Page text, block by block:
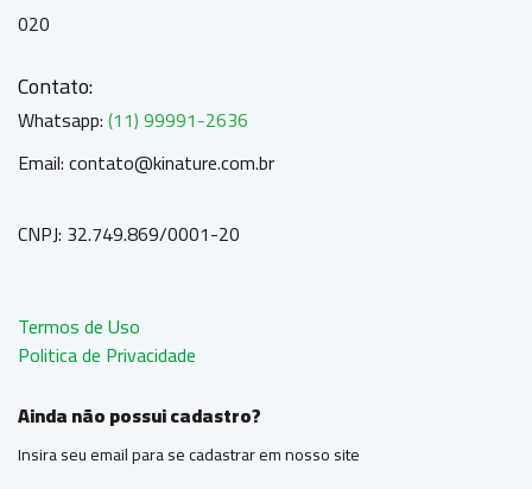
020
Contato:
Whatsapp:(11) 99991-2636
Email: contato@kinature.com.br
CNPJ: 32.749.869/0001-20
Termos de Uso
Politica de Privacidade
Ainda não possui cadastro?
Insira seu email para se cadastrar em nosso site